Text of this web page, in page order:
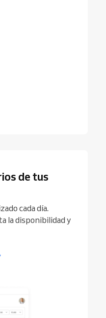
de tus
cada día.
la disponibilidad y